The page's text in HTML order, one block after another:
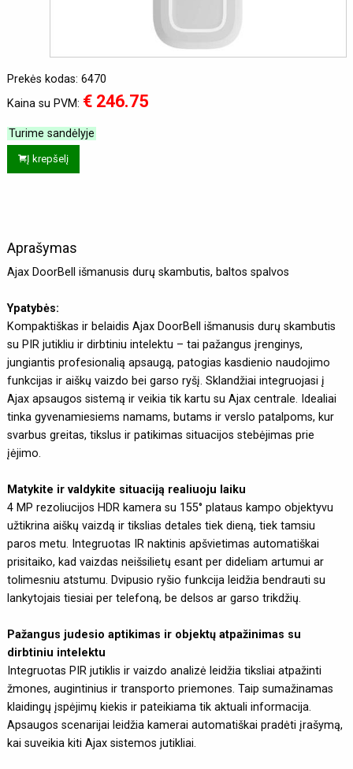
Prekės kodas: 6470
Kaina su PVM: € 246.75
Turime sandėlyje
Į krepšelį
Aprašymas
Ajax DoorBell išmanusis durų skambutis, baltos spalvos
Ypatybės:
Kompaktiškas ir belaidis Ajax DoorBell išmanusis durų skambutis
su PIR jutikliu ir dirbtiniu intelektu – tai pažangus įrenginys,
jungiantis profesionalią apsaugą, patogias kasdienio naudojimo
funkcijas ir aiškų vaizdo bei garso ryšį. Sklandžiai integruojasi į
Ajax apsaugos sistemą ir veikia tik kartu su Ajax centrale. Idealiai
tinka gyvenamiesiems namams, butams ir verslo patalpoms, kur
svarbus greitas, tikslus ir patikimas situacijos stebėjimas prie
įėjimo.
Matykite ir valdykite situaciją realiuoju laiku
4 MP rezoliucijos HDR kamera su 155° plataus kampo objektyvu
užtikrina aiškų vaizdą ir tikslias detales tiek dieną, tiek tamsiu
paros metu. Integruotas IR naktinis apšvietimas automatiškai
prisitaiko, kad vaizdas neišsilietų esant per dideliam artumui ar
tolimesniu atstumu. Dvipusio ryšio funkcija leidžia bendrauti su
lankytojais tiesiai per telefoną, be delsos ar garso trikdžių.
Pažangus judesio aptikimas ir objektų atpažinimas su
dirbtiniu intelektu
Integruotas PIR jutiklis ir vaizdo analizė leidžia tiksliai atpažinti
žmones, augintinius ir transporto priemones. Taip sumažinamas
klaidingų įspėjimų kiekis ir pateikiama tik aktuali informacija.
Apsaugos scenarijai leidžia kamerai automatiškai pradėti įrašymą,
kai suveikia kiti Ajax sistemos jutikliai.